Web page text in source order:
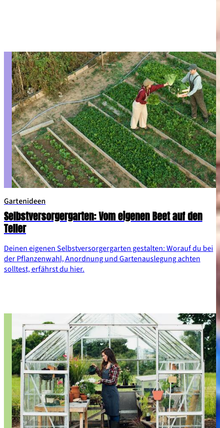
Gartenideen
Selbstversorgergarten: Vom eigenen Beet auf den
Teller
Deinen eigenen Selbstversorgergarten gestalten: Worauf du bei
der Pflanzenwahl, Anordnung und Gartenauslegung achten
solltest, erfährst du hier.